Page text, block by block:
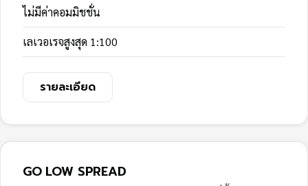
ไม่มีค่าคอมมิชชั่น
เลเวอเรจสูงสุด 1:100
รายละเอียด
GO LOW SPREAD